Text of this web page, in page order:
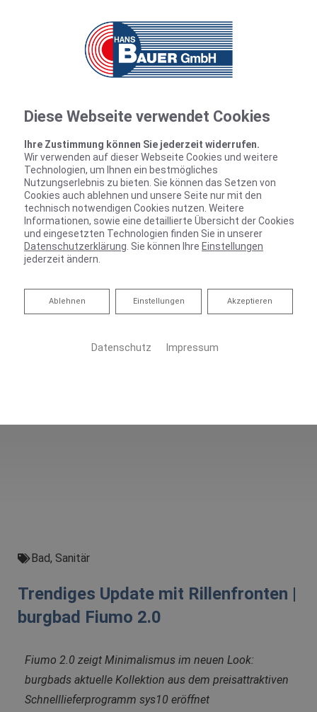
Bad, Sanitär
Trendiges Update mit Rillenfronten |
burgbad Fiumo 2.0
Fiumo 2.0 zeigt Minimalismus im neuen Look:
burgbads aktuelle Kollektion aus dem preisattraktiven
Schnelllieferprogramm sys10 eröffnet
Diese Webseite verwendet Cookies
Ihre Zustimmung können Sie jederzeit widerrufen.
Wir verwenden auf dieser Webseite Cookies und weitere
Technologien, um Ihnen ein bestmögliches
Nutzungserlebnis zu bieten. Sie können das Setzen von
Cookies auch ablehnen und unsere Seite nur mit den
technisch notwendigen Cookies nutzen. Weitere
Informationen, sowie eine detaillierte Übersicht der Cookies
und eingesetzten Technologien finden Sie in unserer
Datenschutzerklärung . Sie können Ihre Einstellungen
jederzeit ändern.
Akzeptieren
Einstellungen
Ablehnen
Ablehnen
Datenschutz Impressum